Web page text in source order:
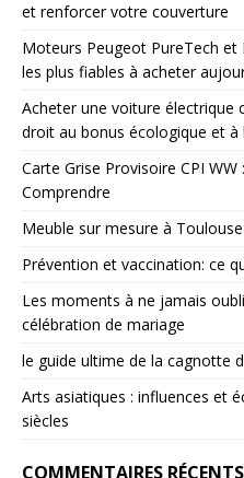
et renforcer votre couverture
Moteurs Peugeot PureTech et
les plus fiables à acheter
Acheter une voiture électrique
droit au bonus écologique et à
Carte Grise Provisoire CPI
Comprendre
Meuble sur mesure à
Prévention et vaccination: ce
Les moments à ne jamais
célébration de mariage
le guide ultime de la cagnotte
Arts asiatiques : influences et
siècles
COMMENTAIRES RÉCENTS